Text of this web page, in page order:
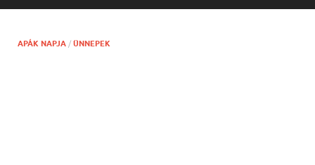
APÁK NAPJA / ÜNNEPEK